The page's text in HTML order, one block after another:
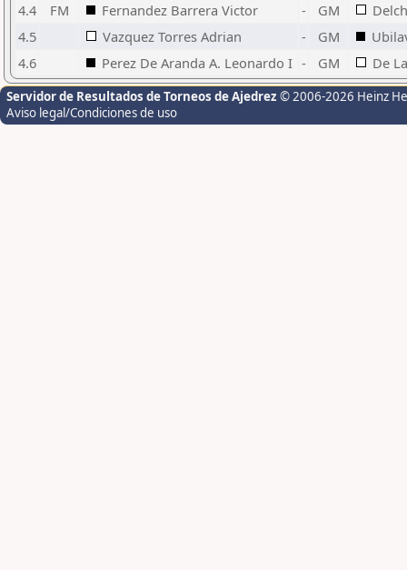
4.4
FM Fernandez Barrera Victor - GM
4.5
Vazquez Torres Adrian - GM
4.6
Perez De Aranda A. Leonardo I - GM De
Servidor de Resultados de Torneos de Ajedrez © 2006-2026 Heinz
Aviso legal/Condiciones de uso